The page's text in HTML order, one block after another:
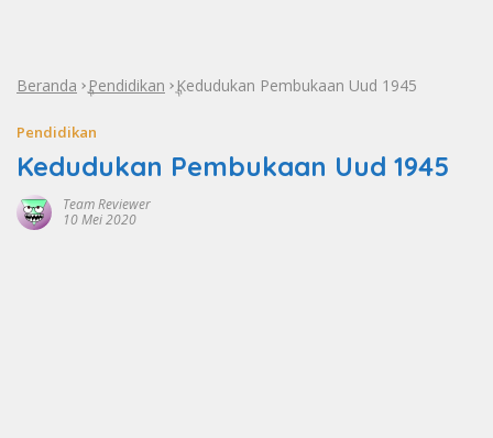
Beranda »Pendidikan »Kedudukan Pembukaan Uud 1945
Pendidikan
Kedudukan Pembukaan Uud 1945
Team Reviewer
10 Mei 2020